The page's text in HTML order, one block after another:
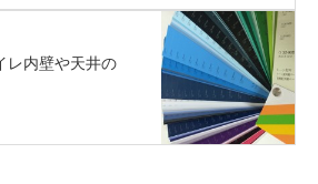
レ内壁や天井の